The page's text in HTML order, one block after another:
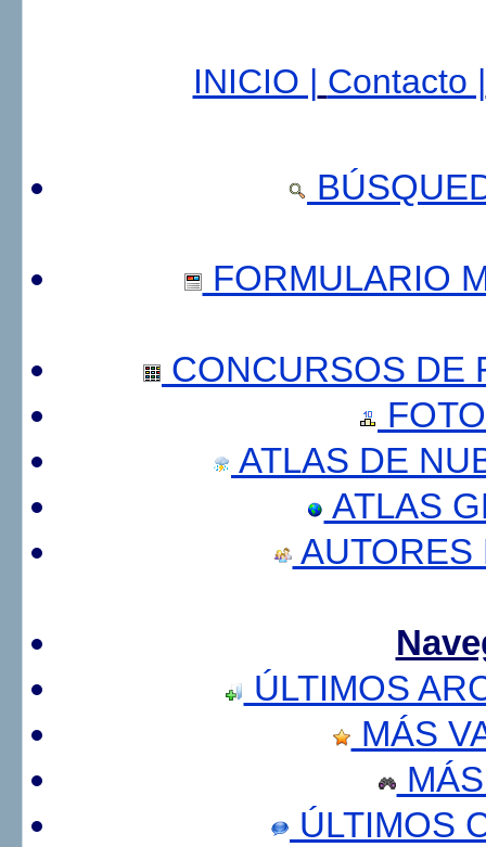
INICIO | Contacto |
FORMULARIO
CONCURSOS DE
ATLAS DE
ATLAS
AUTORES
ÚLTIMOS
MÁS
ÚLTIMOS